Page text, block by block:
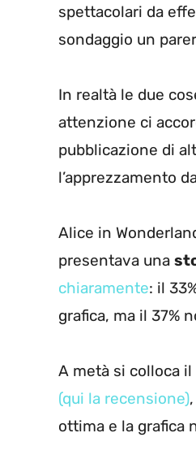
spettacolari da
sondaggio un
In realtà le due
attenzione ci
pubblicazione di
l’apprezzamento
Alice in
presentava una
chiaramente: il
grafica, ma il 37%
A metà si colloca
(qui la recensione)
ottima e la grafica